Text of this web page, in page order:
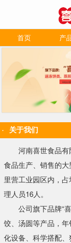
首页 产
关于我们
河南喜世食品有
食品生产、销售的
里营工业园区内，
理人员16人。
公司旗下品牌“喜
饺、汤圆等产品，
化设备、科学搭配